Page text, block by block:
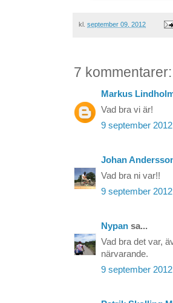
kl. september 09, 2012
7 kommentarer:
Markus
Vad bra vi är!
9 september
Johan
Vad bra ni var!!
9 september
Nypan sa...
Vad bra det var,
närvarande.
9 september